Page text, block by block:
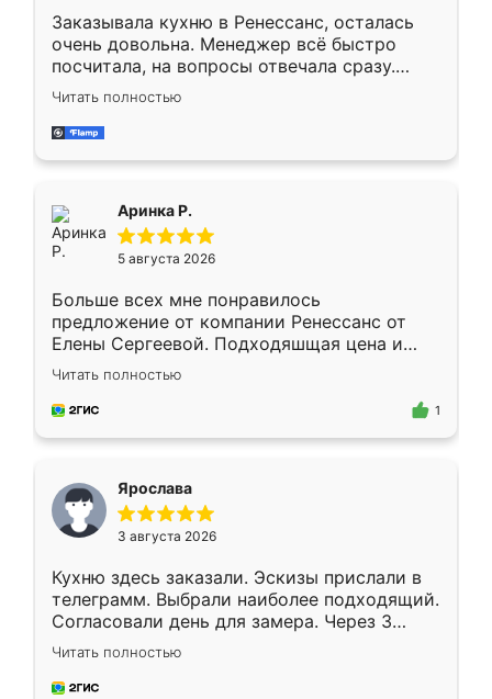
Заказывала кухню в Ренессанс, осталась
очень довольна. Менеджер всё быстро
посчитала, на вопросы отвечала сразу.
Замерщик приехал в субботу, подошёл к
делу со всей ответственностью. Собрали
за день, ребята работали аккуратно, даже
Читать полностью
Аринка Р.
5 августа 2026
Больше всех мне понравилось
предложение от компании Ренессанс от
Елены Сергеевой. Подходяшщая цена и
короткие сроки изготовления. Приехавший
для замера сотрудник Владислав
предложил по моему эскизу самый
Читать полностью
1
Ярослава
3 августа 2026
Кухню здесь заказали. Эскизы прислали в
телеграмм. Выбрали наиболее подходящий.
Согласовали день для замера. Через 3
недели кухня была уже готова. Остались
довольны работой. Спасибо Ренессанс
мебель за качественную работу!
Читать полностью